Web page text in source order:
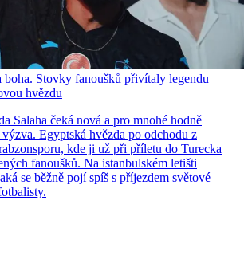
boha. Stovky fanoušků přivítaly legendu
hvězdu
Salaha čeká nová a pro mnohé hodně
Egyptská hvězda po odchodu z
kde ji už při příletu do Turecka
fanoušků. Na istanbulském letišti
se běžně pojí spíš s příjezdem světové